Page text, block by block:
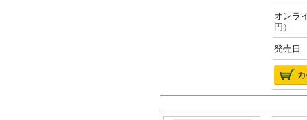
オン
円）
発売日